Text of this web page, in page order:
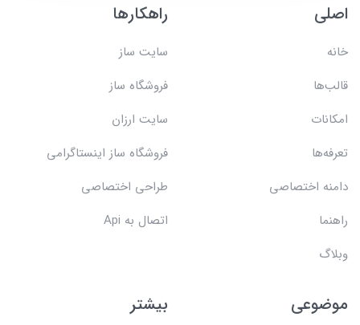
اصلی
خانه
قالب‌ها
امکانات
تعرفه‌ها
دامنه اختصاصی
راهنما
وبلاگ
راهکارها
سایت ساز
فروشگاه ساز
سایت ارزان
فروشگاه ساز اینستاگرامی
طراحی اختصاصی
اتصال به Api
موضوعی بیشتر